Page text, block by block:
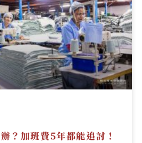
？加班費5年都能追討！